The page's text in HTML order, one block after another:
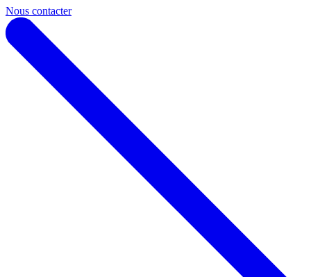
Nous contacter